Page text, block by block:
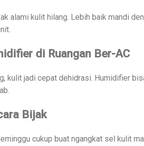
alami kulit hilang. Lebih baik mandi
di Ruangan Ber-AC
kulit jadi cepat dehidrasi. Humidifier
Bijak
cukup buat ngangkat sel kulit